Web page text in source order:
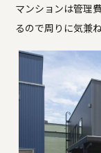
マンションは管理
るので周りに気兼